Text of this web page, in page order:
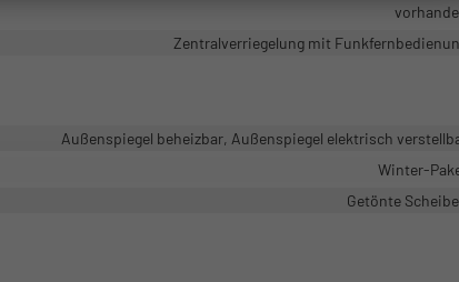
Zentralverriegelung mit
Außenspiegel beheizbar, Außenspiegel elektrisch
Winter-
Getönte